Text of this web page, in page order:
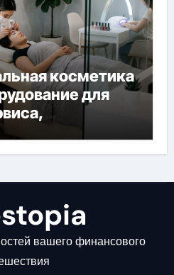
косметика
для
и
вашего финансового